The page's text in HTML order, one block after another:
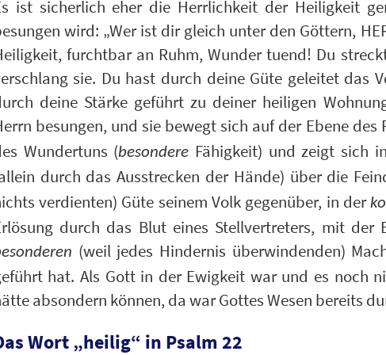
ist sicherlich eher die Herrlichkeit der Heiligkeit
wird: „Wer ist dir gleich unter den Göttern,
furchtbar an Ruhm, Wunder tuend! Du
sie. Du hast durch deine Güte geleitet das
deine Stärke geführt zu deiner heiligen
besungen, und sie bewegt sich auf der Ebene des
Wundertuns (besondere Fähigkeit) und zeigt sich
durch das Ausstrecken der Hände) über die
verdienten) Güte seinem Volk gegenüber, in der
durch das Blut eines Stellvertreters, mit
(weil jedes Hindernis überwindenden)
hat. Als Gott in der Ewigkeit war und es noch
absondern können, da war Gottes Wesen bereits
Wort „heilig“ in Psalm 22